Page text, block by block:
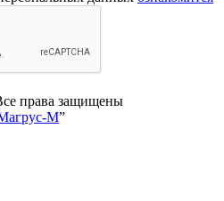
права защищены
М”